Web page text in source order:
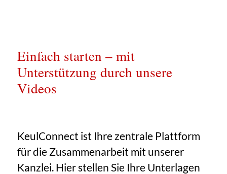
Einfach starten – mit
Unterstützung durch unsere
Videos
KeulConnect ist Ihre zentrale Plattform
für die Zusammenarbeit mit unserer
Kanzlei. Hier stellen Sie Ihre Unterlagen